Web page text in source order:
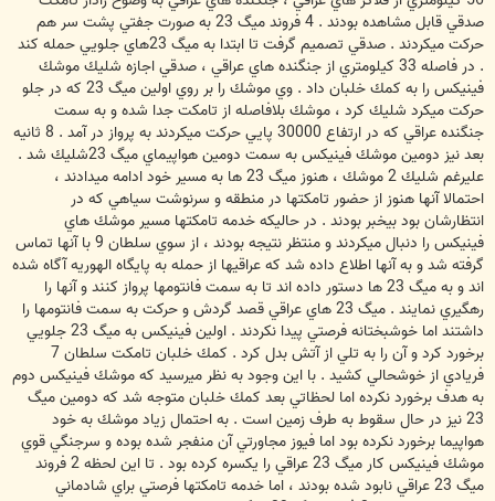
صدقي قابل مشاهده بودند . 4 فروند ميگ 23 به صورت جفتي پشت سر هم
حركت ميكردند . صدقي تصميم گرفت تا ابتدا به ميگ 23هاي جلويي حمله كند
. در فاصله 33 كيلومتري از جنگنده هاي عراقي ، صدقي اجازه شليك موشك
فينيكس را به كمك خلبان داد . وي موشك را بر روي اولين ميگ 23 كه در جلو
حركت ميكرد شليك كرد ، موشك بلافاصله از تامكت جدا شده و به سمت
جنگنده عراقي كه در ارتفاع 30000 پايي حركت ميكردند به پرواز در آمد . 8 ثانيه
بعد نيز دومين موشك فينيكس به سمت دومين هواپيماي ميگ 23شليك شد .
عليرغم شليك 2 موشك ، هنوز ميگ 23 ها به مسير خود ادامه ميدادند ،
احتمالا آنها هنوز از حضور تامكتها در منطقه و سرنوشت سياهي كه در
انتظارشان بود بيخبر بودند . در حاليكه خدمه تامكتها مسير موشك هاي
فينيكس را دنبال ميكردند و منتظر نتيجه بودند ، از سوي سلطان 9 با آنها تماس
گرفته شد و به آنها اطلاع داده شد كه عراقيها از حمله به پايگاه الهوريه آگاه شده
اند و به ميگ 23 ها دستور داده اند تا به سمت فانتومها پرواز كنند و آنها را
رهگيري نمايند . ميگ 23 هاي عراقي قصد گردش و حركت به سمت فانتومها را
داشتند اما خوشبختانه فرصتي پيدا نكردند . اولين فينيكس به ميگ 23 جلويي
برخورد كرد و آن را به تلي از آتش بدل كرد . كمك خلبان تامكت سلطان 7
فريادي از خوشحالي كشيد . با اين وجود به نظر ميرسيد كه موشك فينيكس دوم
به هدف برخورد نكرده اما لحظاتي بعد كمك خلبان متوجه شد كه دومين ميگ
23 نيز در حال سقوط به طرف زمين است . به احتمال زياد موشك به خود
هواپيما برخورد نكرده بود اما فيوز مجاورتي آن منفجر شده بوده و سرجنگي قوي
موشك فينيكس كار ميگ 23 عراقي را يكسره كرده بود . تا اين لحظه 2 فروند
ميگ 23 عراقي نابود شده بودند ، اما خدمه تامكتها فرصتي براي شادماني